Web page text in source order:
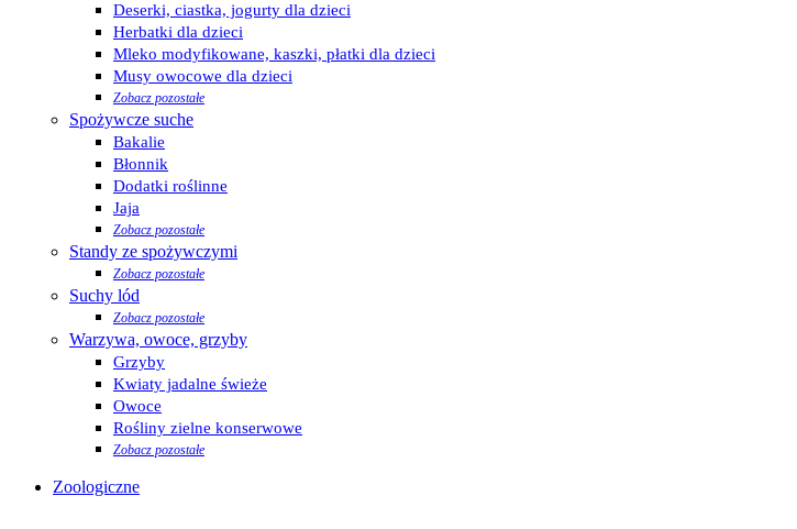
Deserki, ciastka, jogurty dla dzieci
Herbatki dla dzieci
Mleko modyfikowane, kaszki, płatki dla dzieci
Musy owocowe dla dzieci
Zobacz pozostałe
Spożywcze suche
Bakalie
Błonnik
Dodatki roślinne
Jaja
Zobacz pozostałe
Standy ze spożywczymi
Zobacz pozostałe
Suchy lód
Zobacz pozostałe
Warzywa, owoce, grzyby
Grzyby
Kwiaty jadalne świeże
Owoce
Rośliny zielne konserwowe
Zobacz pozostałe
Zoologiczne